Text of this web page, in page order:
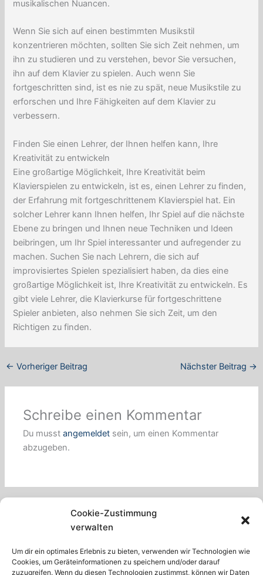
Cookie-Zustimmung
verwalten
Um dir ein optimales Erlebnis zu bieten, verwenden wir Technologien wie
Cookies, um Geräteinformationen zu speichern und/oder darauf
zuzugreifen. Wenn du diesen Technologien zustimmst, können wir Daten
musikalischen Nuancen.
Wenn Sie sich auf einen bestimmten Musikstil
konzentrieren möchten, sollten Sie sich Zeit nehmen, um
ihn zu studieren und zu verstehen, bevor Sie versuchen,
ihn auf dem Klavier zu spielen. Auch wenn Sie
fortgeschritten sind, ist es nie zu spät, neue Musikstile zu
erforschen und Ihre Fähigkeiten auf dem Klavier zu
verbessern.
Finden Sie einen Lehrer, der Ihnen helfen kann, Ihre
Kreativität zu entwickeln
Eine großartige Möglichkeit, Ihre Kreativität beim
Klavierspielen zu entwickeln, ist es, einen Lehrer zu finden,
der Erfahrung mit fortgeschrittenem Klavierspiel hat. Ein
solcher Lehrer kann Ihnen helfen, Ihr Spiel auf die nächste
Ebene zu bringen und Ihnen neue Techniken und Ideen
beibringen, um Ihr Spiel interessanter und aufregender zu
machen. Suchen Sie nach Lehrern, die sich auf
improvisiertes Spielen spezialisiert haben, da dies eine
großartige Möglichkeit ist, Ihre Kreativität zu entwickeln. Es
gibt viele Lehrer, die Klavierkurse für fortgeschrittene
Spieler anbieten, also nehmen Sie sich Zeit, um den
Richtigen zu finden.
← Vorheriger Beitrag Nächster Beitrag →
Schreibe einen Kommentar
Du musstangemeldet sein, um einen Kommentar
abzugeben.